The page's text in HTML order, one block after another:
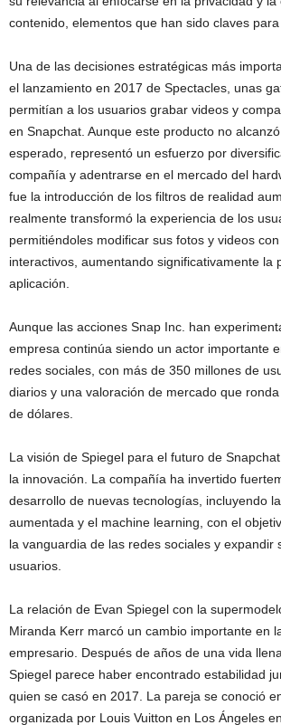
contenido, elementos que han sido claves para
Una de las decisiones estratégicas más
el lanzamiento en 2017 de Spectacles, unas
permitían a los usuarios grabar videos y
en Snapchat. Aunque este producto no
esperado, representó un esfuerzo por
compañía y adentrarse en el mercado del
fue la introducción de los filtros de realidad
realmente transformó la experiencia de los
permitiéndoles modificar sus fotos y videos
interactivos, aumentando significativamente la
aplicación.
Aunque las acciones Snap Inc. han
empresa continúa siendo un actor importante
redes sociales, con más de 350 millones de
diarios y una valoración de mercado que
de dólares.
La visión de Spiegel para el futuro de
la innovación. La compañía ha invertido
desarrollo de nuevas tecnologías, incluyendo
aumentada y el machine learning, con el
la vanguardia de las redes sociales y expandir
usuarios.
La relación de Evan Spiegel con la
Miranda Kerr marcó un cambio importante en
empresario. Después de años de una vida
Spiegel parece haber encontrado estabilidad
quien se casó en 2017. La pareja se conoció
organizada por Louis Vuitton en Los Ángeles